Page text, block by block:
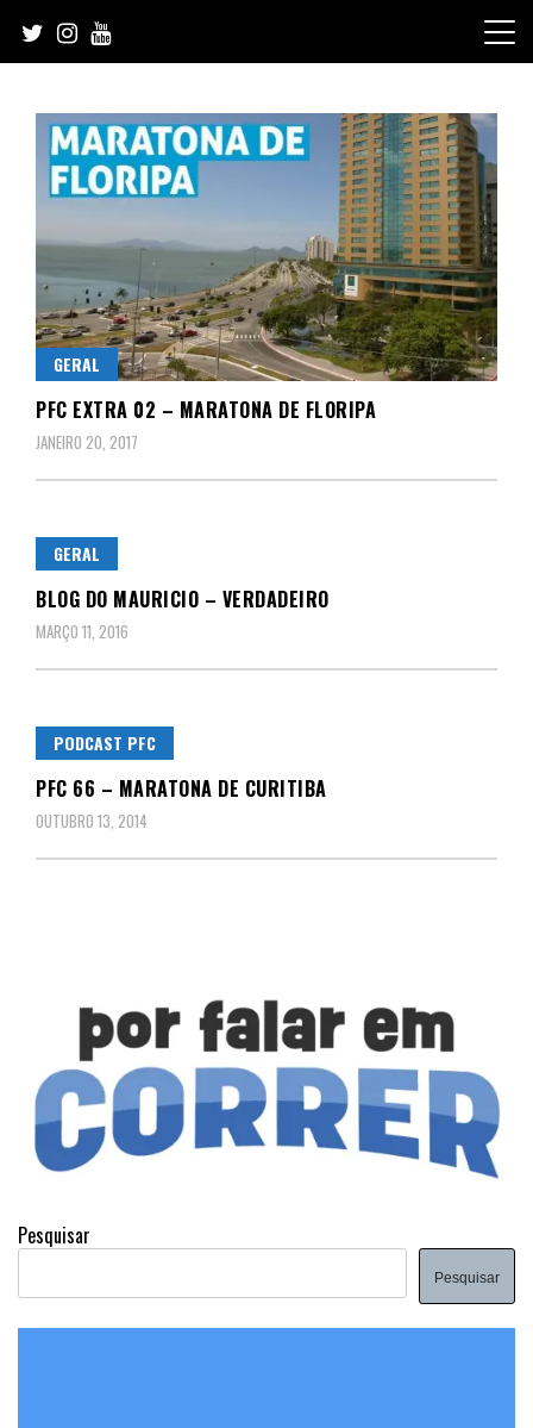
content
GERAL
PFC EXTRA 02 – MARATONA DE FLORIPA
JANEIRO 20, 2017
GERAL
BLOG DO MAURICIO – VERDADEIRO
MARÇO 11, 2016
PODCAST PFC
PFC 66 – MARATONA DE CURITIBA
OUTUBRO 13, 2014
Pesquisar
Pesquisar